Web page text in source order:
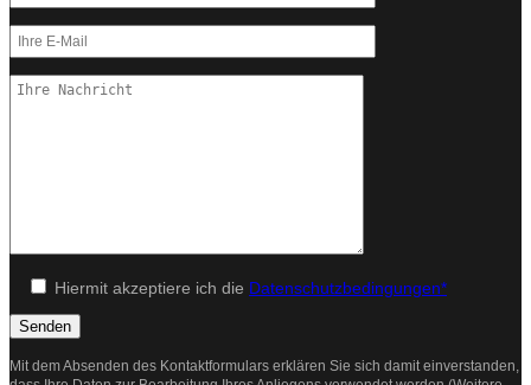
Hiermit akzeptiere ich die Datenschutzbedingungen*
Mit dem Absenden des Kontaktformulars erklären Sie sich damit einverstanden,